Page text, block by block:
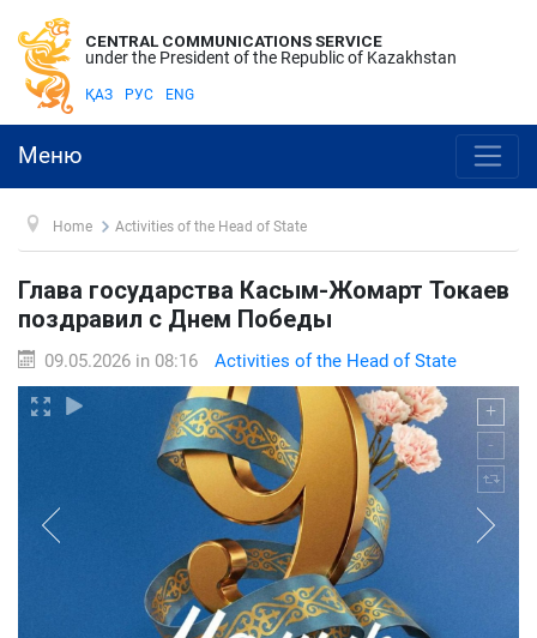
CENTRAL COMMUNICATIONS SERVICE
under the President of the Republic of Kazakhstan
ҚАЗ РУС ENG
Меню
Home Activities of the Head of State
Глава государства Касым-Жомарт Токаев
поздравил с Днем Победы
09.05.2026 in 08:16 Activities of the Head of State